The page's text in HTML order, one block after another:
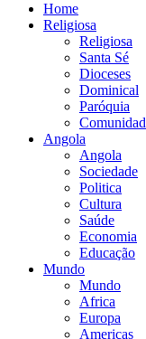
Home
Religiosa
Religiosa
Santa Sé
Dioceses
Dominical
Paróquia
Angola
Angola
Sociedade
Politica
Cultura
Saúde
Economia
Educação
Mundo
Mundo
Africa
Europa
Americas